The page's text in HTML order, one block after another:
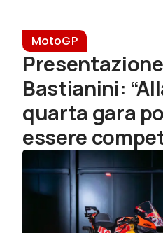
MotoGP
Bastianini:
quarta gara
essere